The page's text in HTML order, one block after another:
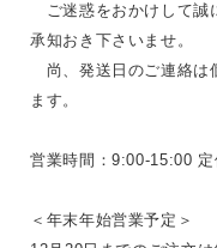
ご迷惑をおかけして誠
承知おき下さいませ。
尚、発送日のご連絡は
ます。
営業時間：9:00-15:00
＜年末年始営業予定＞